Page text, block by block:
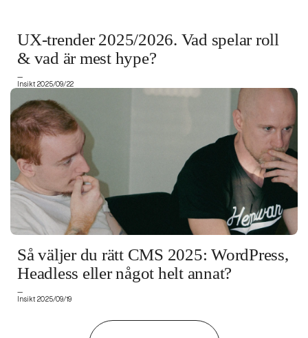
UX-trender 2025/2026. Vad spelar roll
& vad är mest hype?
—
Insikt 2025/09/22
Så väljer du rätt CMS 2025: WordPress,
Headless eller något helt annat?
—
Insikt 2025/09/19